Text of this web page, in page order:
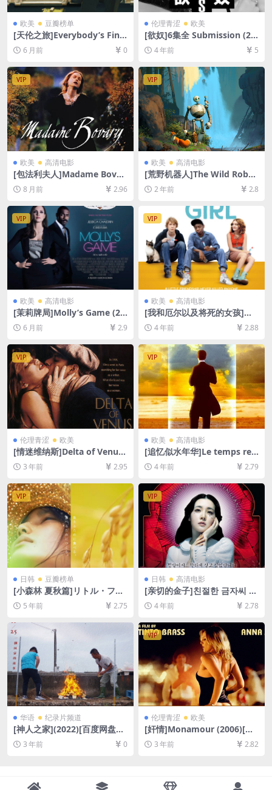
欧美 豆瓣榜单
[天伦之旅]Everybody’s Fine
(2009)[百度网盘+夸克网盘10
80P超清未删减资源][网盘在
线播放/下载][MP4/6.4GB][中
英字幕]
6 月前 0
伦理青涩 欧美
[欲奴]6集全 Submission (20
16) [百度网盘+迅雷云盘资源1
080P超清未删减][MP4/11G
B][中文字幕]【手机无法在线
播放，请下载防和谐压缩包
（含解压密码）】
4 年前 5
VIP
欧美 高清电影
[包法利夫人]Madame Bovar
y (1991)[百度网盘+夸克网盘1
080P超清未删减资源][网盘在
文字幕]
8 月前 2.96
VIP
欧美 高清电影
[荒野机器人]The Wild Robot
(2024)[百度网盘+夸克网盘10
80P超清未删减资源][网盘在
英字幕]
2 年前 2.8
VIP
欧美 高清电影
[茉莉牌局]Molly’s Game (20
17)[百度网盘+夸克网盘1080P
超清未删减资源][网盘在线播
放/下载][MP4/9GB][中英字
幕]
6 月前 2.9
VIP
欧美 高清电影
[我和厄尔以及将死的女孩]Me
and Earl and the Dying Girl
(2015)[百度网盘+迅雷云盘资
源1080P超清未删减][MP4/6.
8GB][中英字幕]
4 年前 2.88
VIP
伦理青涩 欧美
[情迷维纳斯]Delta of Venus
(1995)[百度网盘+夸克网盘10
80P超清未删减资源][网盘在
线播放/下载][MP4/3.9GB][中
英字幕]
3 年前 2.95
VIP
欧美 高清电影
[追忆似水年华]Le temps retr
ouvé, d’après l’oeuvre de M
arcel Proust (1999)[百度网
盘+迅雷云盘资源1080P超清
未删减][MP4/9.5GB][中文字
幕]
4 年前 2.79
VIP
日韩 豆瓣榜单
[小森林 夏秋篇]リトル・フォ
レスト 夏・秋 (2014)[百度网
盘+迅雷云盘资源1080P超清
字]
5 年前 2.75
VIP
日韩 高清电影
[亲切的金子]친절한 금자씨 (2
005)[百度网盘+夸克网盘+迅
雷云盘资源1080P超清未删减]
4 年前 2.78
华语 纪录片频道
[神人之家](2022)[百度网盘
+夸克网盘1080P超清资源][网
盘在线播放/下载][MP4/3.7G
3 年前 0
VIP
伦理青涩 欧美
[奸情]Monamour (2006)[百
度网盘+迅雷云盘资源1080P
超清未删减][MP4/5GB][原声
3 年前 2.82